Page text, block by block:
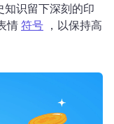
知识留下深刻的印
情 符号 ，以保持高